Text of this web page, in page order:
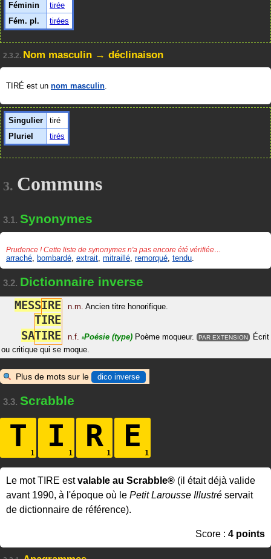
Féminin
tirée
Fém. pl.
tirées
2.3.2. Nom masculin → déclinaison
TIRÉ est un nom masculin.
Singulier
tiré
Pluriel
tirés
3. Communs
3.1. Synonymes
Prudence ! Cette liste de synonymes n'a pas encore été vérifiée…
arraché bombardé extrait mitraillé remorqué tendu
3.2. Dictionnaire inverse
MESSIRE n.m. Ancien titre honorifique.
TIRE
SATIRE n.f. #Poésie (type) Poème moqueur. PAR EXTENSION
Écrit
ou critique qui se moque.
Plus de mots sur le dico inverse
3.3. Scrabble
T I R E
Le mot TIRE estvalable au Scrabble® (il était déjà valide
avant 1990, à l'époque où le Petit Larousse Illustré servait
de dictionnaire de référence).
Score : 4 points